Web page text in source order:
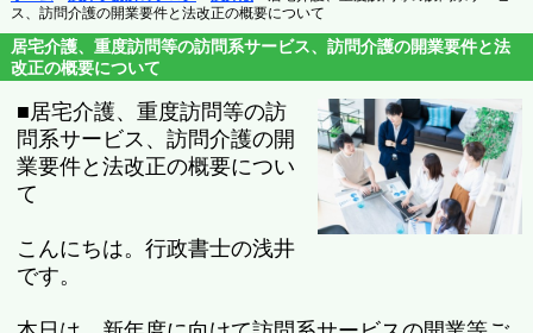
ス、訪問介護の開業要件と法改正の概要について
居宅介護、重度訪問等の訪問系サービス、訪問介護の開業要件と法
改正の概要について
■居宅介護、重度訪問等の訪
問系サービス、訪問介護の開
業要件と法改正の概要につい
て
こんにちは。行政書士の浅井
です。